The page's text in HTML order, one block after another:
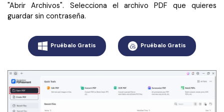
"Abrir Archivos". Selecciona el archivo PDF que quieres
guardar sin contraseña.
Pruébalo Gratis Pruébalo Gratis